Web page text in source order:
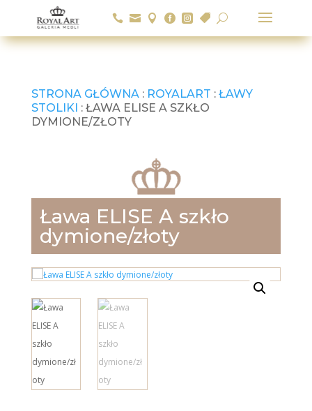
      U
STRONA GŁÓWNA: ROYALART : ŁAWY
STOLIKI : ŁAWA ELISE A SZKŁO
DYMIONE/ZŁOTY
Ława ELISE A szkło
dymione/złoty